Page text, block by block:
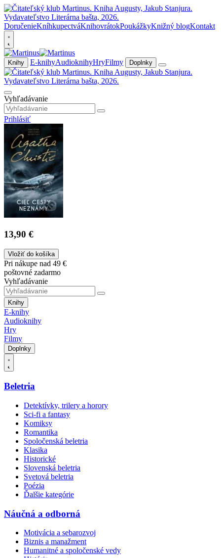
DoručenieKníhkupectváKnihovrátokPoukážkyKnižný blogKontakt
Knihy E-knihyAudioknihyHryFilmy Doplnky
Vyhľadávanie
Prihlásiť
13,90 €
Vložiť do košíka
Pri nákupe nad 49 €
poštovné zadarmo
Vyhľadávanie
Knihy
E-knihy
Audioknihy
Hry
Filmy
Doplnky
Beletria
Detektívky, trilery a horory
Sci-fi a fantasy
Komiksy
Romantika
Spoločenská beletria
Klasika
Historické
Slovenská beletria
Svetová beletria
Poézia
Ďalšie kategórie
Náučná a odborná
Motivácia a sebarozvoj
Biznis a manažment
Humanitné a spoločenské vedy